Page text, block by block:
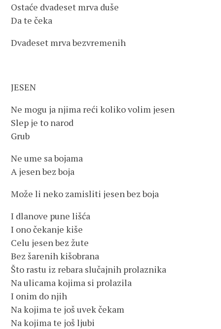
Ostaće dvadeset mrva duše
Da te čeka
Dvadeset mrva bezvremenih
JESEN
Ne mogu ja njima reći koliko volim jesen
Slep je to narod
Grub
Ne ume sa bojama
A jesen bez boja
Može li neko zamisliti jesen bez boja
I dlanove pune lišća
I ono čekanje kiše
Celu jesen bez žute
Bez šarenih kišobrana
Što rastu iz rebara slučajnih prolaznika
Na ulicama kojima si prolazila
I onim do njih
Na kojima te još uvek čekam
Na kojima te još ljubi